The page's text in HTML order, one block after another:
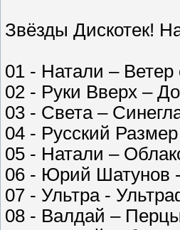
Звёзды Дискотек!
01 - Натали – Ветер
02 - Руки Вверх –
03 - Света –
04 - Русский
05 - Натали –
06 - Юрий Шатунов
07 - Ультра -
08 - Валдай –